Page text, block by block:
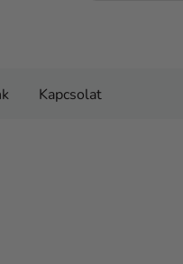
Kapcsolat